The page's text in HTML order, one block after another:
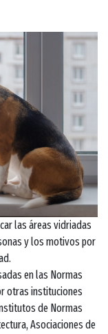
las áreas vidriadas
y los motivos por
en las Normas
otras instituciones
de Normas
Asociaciones de